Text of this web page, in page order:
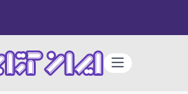
دسته‌بندی